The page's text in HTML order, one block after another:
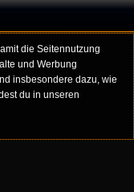
die Seitennutzung
und Werbung
insbesondere dazu, wie
du in unseren